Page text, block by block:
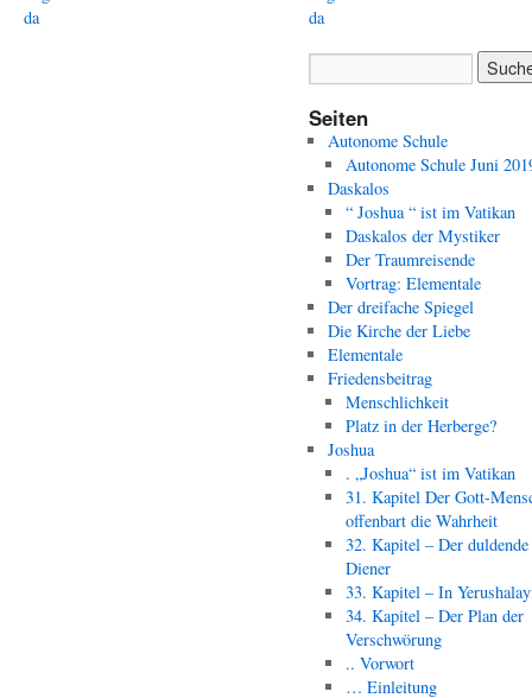
da
da
Seiten
Autonome Schule
Autonome Schule Juni
Daskalos
“ Joshua “ ist im Vatikan
Daskalos der Mystiker
Der Traumreisende
Vortrag: Elementale
Der dreifache Spiegel
Die Kirche der Liebe
Elementale
Friedensbeitrag
Menschlichkeit
Platz in der Herberge?
Joshua
. „Joshua“ ist im Vatikan
31. Kapitel Der Gott-
offenbart die Wahrheit
32. Kapitel – Der duldende
Diener
33. Kapitel – In
34. Kapitel – Der Plan der
Verschwörung
.. Vorwort
… Einleitung